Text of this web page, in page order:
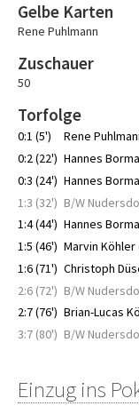
Gelbe Karten
Rene Puhlmann
Zuschauer
50
Torfolge
0:1 (5') Rene
0:2 (22') Hannes
0:3 (24') Hannes
1:3 (32') B/W
1:4 (44') Hannes
1:5 (46') Marvin Köhler
1:6 (71') Christoph
2:6 (72') B/W
2:7 (76') Brian-Lucas
3:7 (80') B/W
Einzug ins